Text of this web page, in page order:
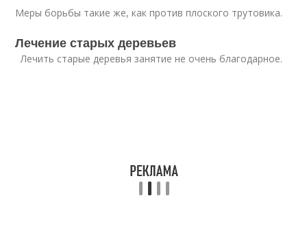
Меры борьбы такие же, как против плоского трутовика.
Лечение старых деревьев
Лечить старые деревья занятие не очень благодарное.